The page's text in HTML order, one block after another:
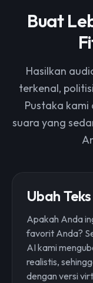
Buat
Hasilkan
terkenal,
Pustaka
suara yang
Ubah
Apakah Anda
favorit Anda?
AI kami
realistis,
dengan versi